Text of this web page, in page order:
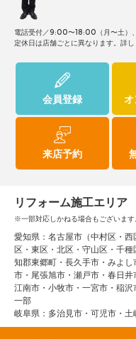
電話受付／9:00〜18:00（月〜土）
定休日は店舗ごとに異なります。詳し
会員登録 オ
来店予約
リフォーム施工エリア
※一部対応しかねる場合もございます
愛知県：名古屋市（中村区・
区・東区・北区・守山区・千
知郡東郷町・長久手市・みよ
市・尾張旭市・瀬戸市・春日
江南市・小牧市・一宮市・稲
一部
岐阜県：多治見市・可児市・土